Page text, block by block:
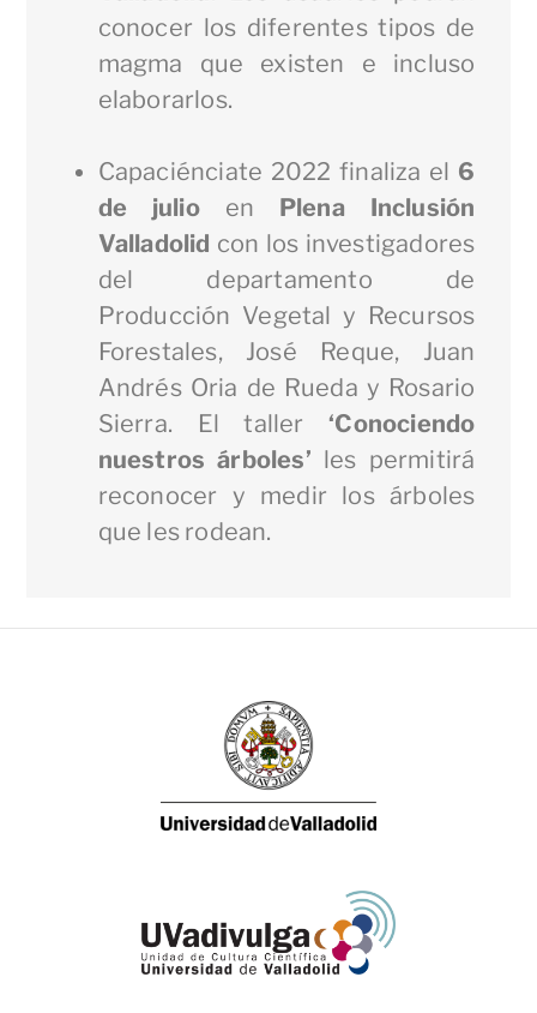
conocer los diferentes tipos de
magma que existen e incluso
elaborarlos.
Capaciénciate 2022 finaliza el 6
de julioen Plena Inclusión
Valladolid con los investigadores
del departamento de
Producción Vegetal y Recursos
Forestales, José Reque, Juan
Andrés Oria de Rueda y Rosario
Sierra. El taller‘Conociendo
nuestros árboles’ les permitirá
reconocer y medir los árboles
que les rodean.